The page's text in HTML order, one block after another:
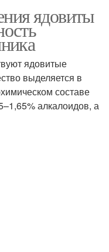
ядовиты
ядовитые
выделяется в
составе
алкалоидов, а